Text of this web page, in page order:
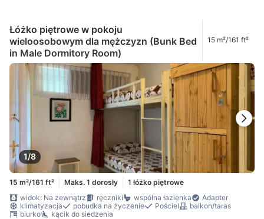
Łóżko piętrowe w pokoju
wieloosobowym dla mężczyzn (Bunk Bed
in Male Dormitory Room)
15 m²/161 ft²
1/8
15 m²/161 ft² Maks. 1 dorosły
1 łóżko piętrowe
widok: Na zewnątrz
ręczniki wspólna łazienka
Adapter
klimatyzacja
pobudka na życzenie Pościel
balkon/taras
biurko
kącik do siedzenia